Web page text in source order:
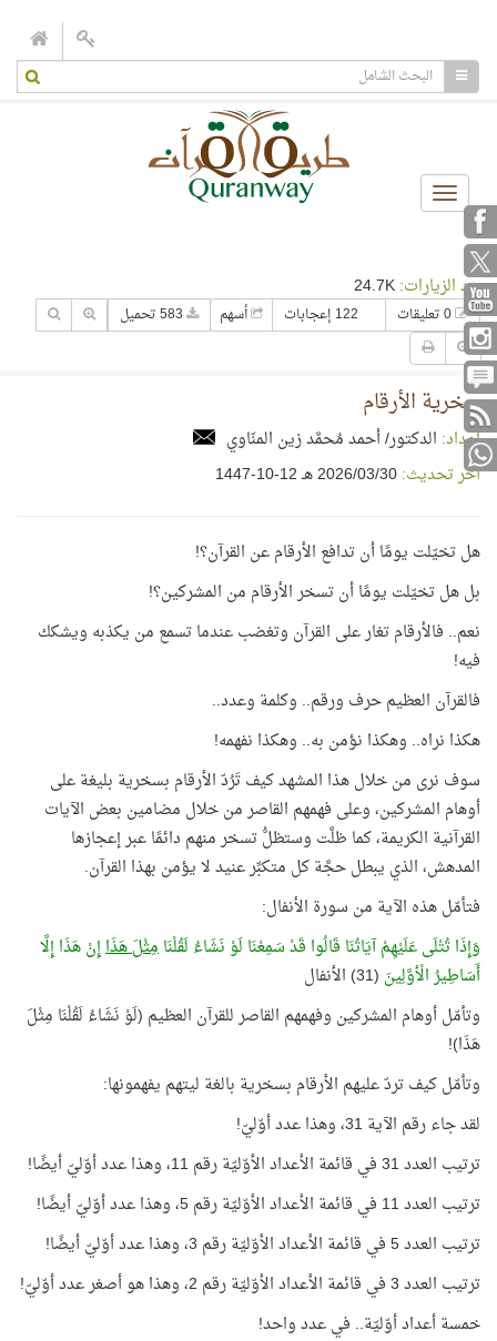
Toggle
navigation
عدد الزيارات:
122 إعجابات أسهم
سخرية الأرقام
إعداد: الدكتور/ أحمد مُحمَّد زين المنّاوي
آخر تحديث:30‏/03‏/2026 هـ 12-10-1447
هل تخيّلت يومًا أن تدافع الأرقام عن القرآن؟!
بل هل تخيّلت يومًا أن تسخر الأرقام من المشركين؟!
نعم.. فالأرقام تغار على القرآن وتغضب عندما تسمع من يكذبه ويشكك
فيه!
فالقرآن العظيم حرف ورقم.. وكلمة وعدد..
هكذا نراه.. وهكذا نؤمن به.. وهكذا نفهمه!
سوف نرى من خلال هذا المشهد كيف تَرُدّ الأرقام بسخرية بليغة على
أوهام المشركين، وعلى فهمهم القاصر من خلال مضامين بعض الآيات
القرآنية الكريمة، كما ظلَّت وستظلُّ تسخر منهم دائمًا عبر إعجازها
المدهش، الذي يبطل حجَّة كل متكبِّر عنيد لا يؤمن بهذا القرآن.
فتأمّل هذه الآية من سورة الأنفال:
وَإِذَا تُتْلَى عَلَيْهِمْ آيَاتُنَا قَالُوا قَدْ سَمِعْنَا لَوْ نَشَاءُ لَقُلْنَامِثْلَ هَذَاإِنْ هَذَا إِلَّا
أَسَاطِيرُ الْأوَّلِينَ (31) الأنفال
وتأمّل أوهام المشركين وفهمهم القاصر للقرآن العظيم (لَوْ نَشَاءُ لَقُلْنَا مِثْلَ
هَذَا)!
وتأمّل كيف تردّ عليهم الأرقام بسخرية بالغة ليتهم يفهمونها:
لقد جاء رقم الآية 31، وهذا عدد أوّليّ!
ترتيب العدد 31 في قائمة الأعداد الأوّليّة رقم 11، وهذا عدد أوّليّ أيضًا!
ترتيب العدد 11 في قائمة الأعداد الأوّليّة رقم 5، وهذا عدد أوّليّ أيضًا!
ترتيب العدد 5 في قائمة الأعداد الأوّليّة رقم 3، وهذا عدد أوّليّ أيضًا!
ترتيب العدد 3 في قائمة الأعداد الأوّليّة رقم 2، وهذا هو أصغر عدد أوّليّ!
خمسة أعداد أوّليّة.. في عدد واحد!